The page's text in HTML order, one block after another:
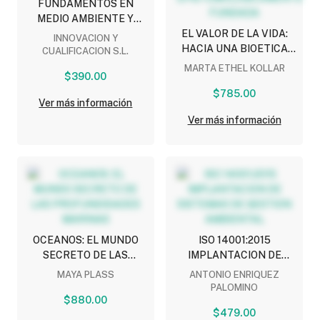
FUNDAMENTOS EN
MEDIO AMBIENTE Y
GESTION DE RESIDUOS
INNOVACION Y
CUALIFICACION S.L.
$390.00
Ver más información
EL VALOR DE LA VIDA:
HACIA UNA BIOETICA
EPISTEMOLOGICAMENTE
MARTA ETHEL KOLLAR
$785.00
Ver más información
OCEANOS: EL MUNDO
SECRETO DE LAS
PROFUNDIDADES
MAYA PLASS
$880.00
ISO 14001:2015
IMPLANTACION DE
SISTEMAS DE GESTION
AMBIENTAL
ANTONIO ENRIQUEZ
PALOMINO
$479.00